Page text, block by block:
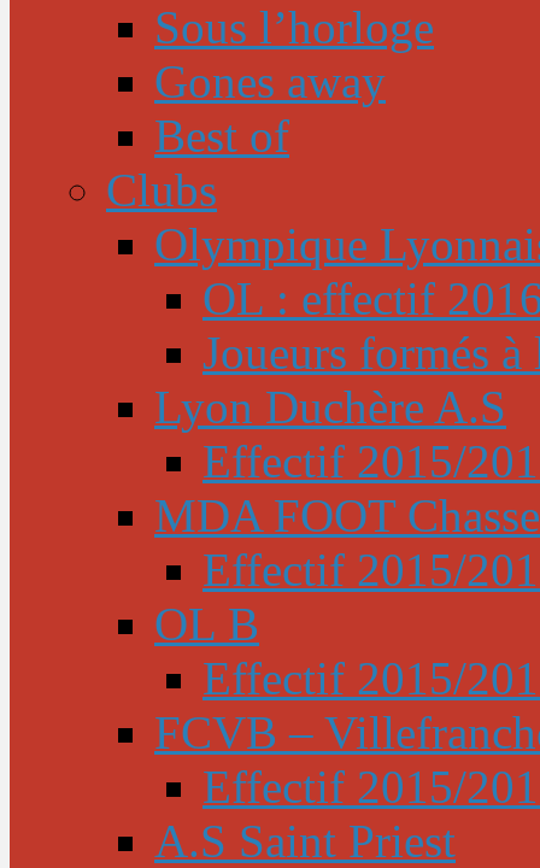
Sous l’horloge
Gones away
Best of
Clubs
Olympique
OL : effectif
Joueurs formés
Lyon Duchère A.S
Effectif 2015/
MDA FOOT
Effectif 2015/
OL B
Effectif 2015/
FCVB –
Effectif 2015/
A.S Saint Priest